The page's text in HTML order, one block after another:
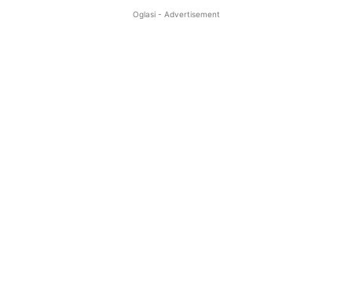
Oglasi - Advertisement